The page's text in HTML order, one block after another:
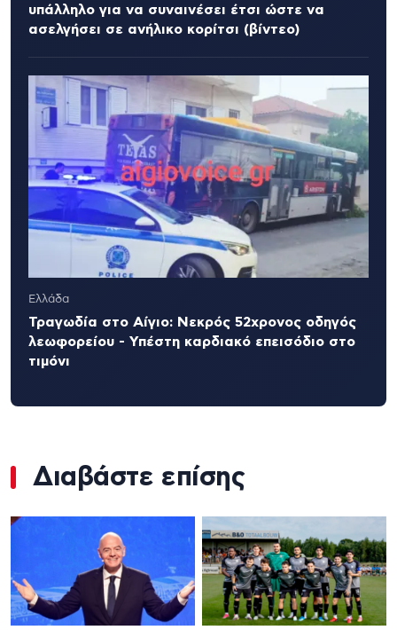
υπάλληλο για να συναινέσει έτσι ώστε να
ασελγήσει σε ανήλικο κορίτσι (βίντεο)
Ελλάδα
Τραγωδία στο Αίγιο: Νεκρός 52χρονος οδηγός
λεωφορείου - Υπέστη καρδιακό επεισόδιο στο
τιμόνι
Διαβάστε επίσης